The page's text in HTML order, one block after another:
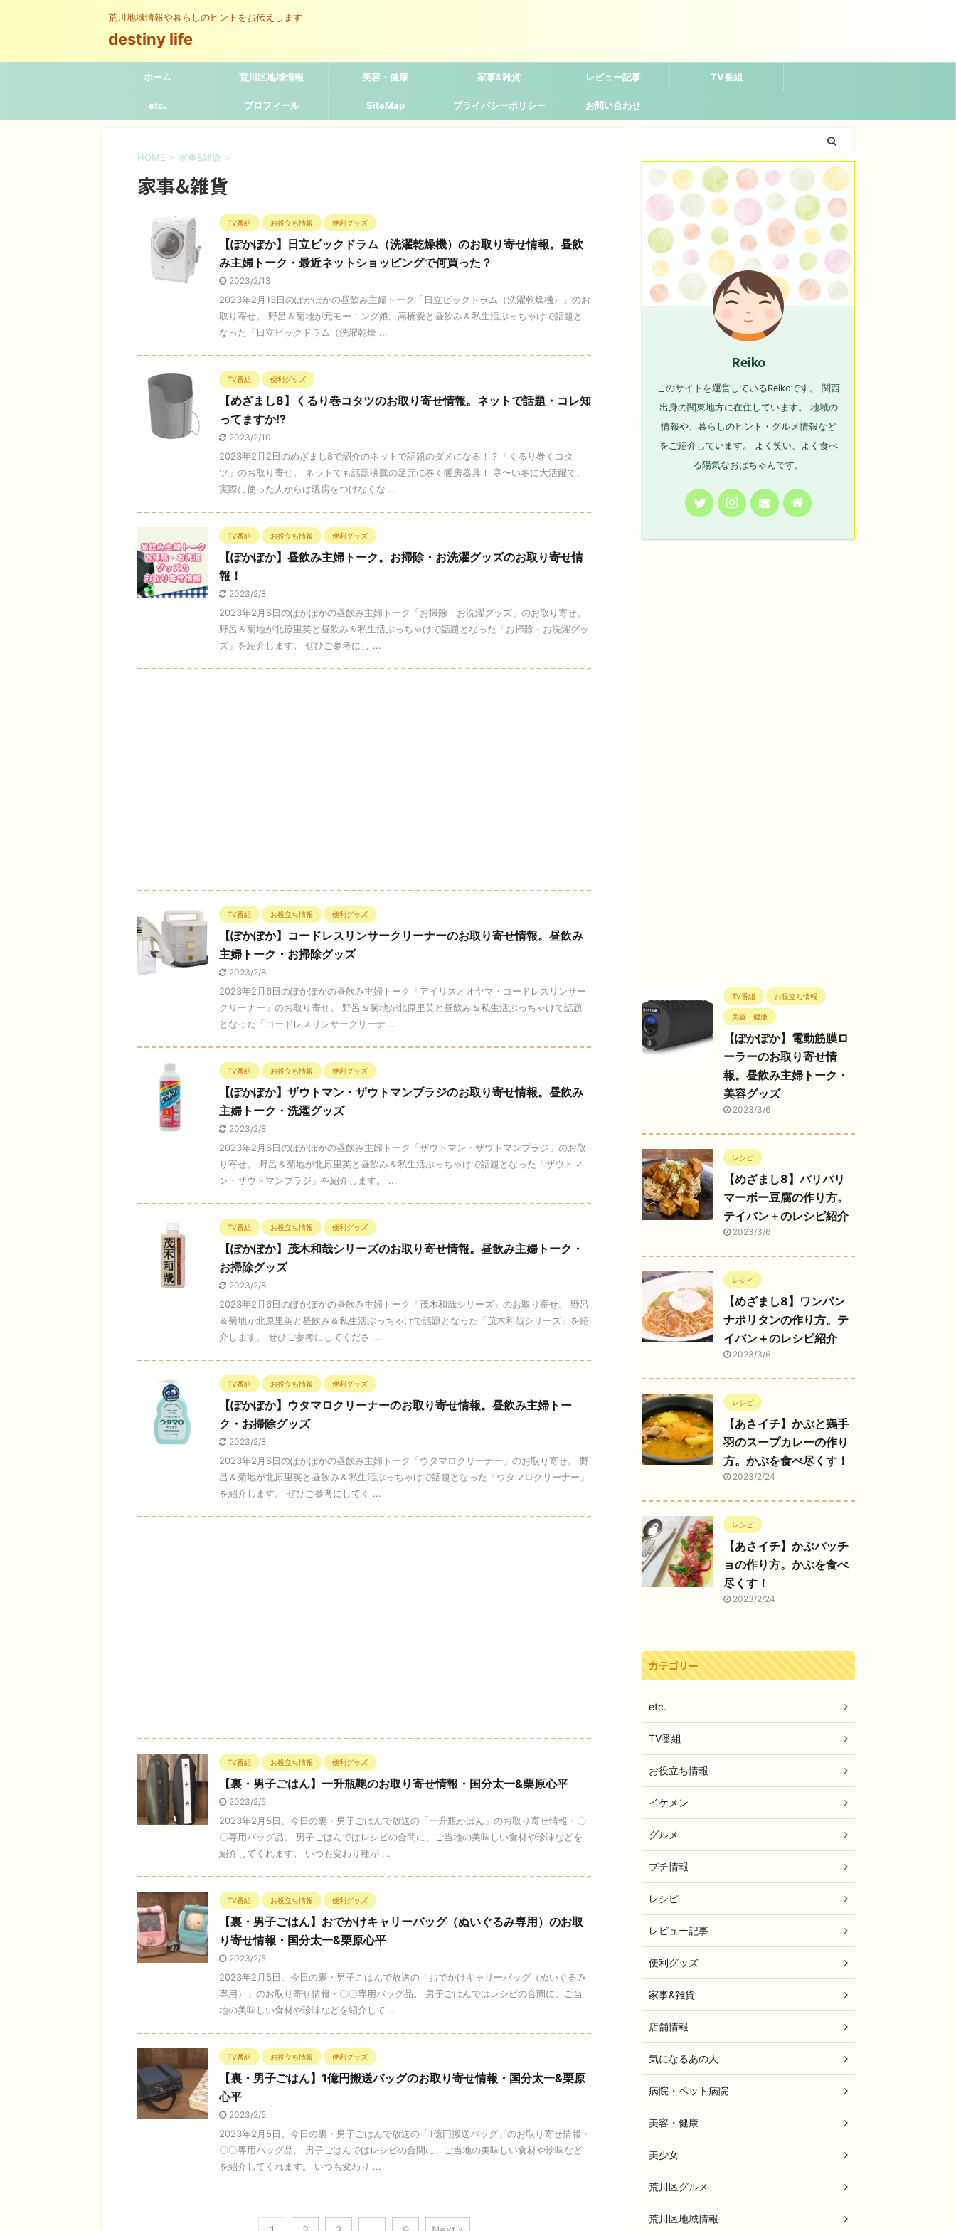
荒川地域情報や暮らしのヒントをお伝えします
destiny life
ホーム 荒川区地域情報 美容・健康 家事&雑貨 レビュー記事 TV番組
etc. プロフィール SiteMap プライバシーポリシー お問い合わせ
HOME > 家事&雑貨 >
家事&雑貨
TV番組 お役立ち情報 便利グッズ
【ぽかぽか】日立ビックドラム（洗濯乾燥機）のお取り寄せ情報。昼飲
み主婦トーク・最近ネットショッピングで何買った？
2023/2/13
2023年2月13日のぽかぽかの昼飲み主婦トーク「日立ビックドラム（洗濯乾燥機）」のお
取り寄せ。 野呂＆菊地が元モーニング娘。高橋愛と昼飲み＆私生活ぶっちゃけで話題と
なった「日立ビックドラム（洗濯乾燥 ...
TV番組 便利グッズ
【めざまし8】くるり巻コタツのお取り寄せ情報。ネットで話題・コレ知
ってますか!?
2023/2/10
2023年2月2日のめざまし8で紹介のネットで話題のダメになる！？「くるり巻くコタ
ツ」のお取り寄せ。 ネットでも話題沸騰の足元に巻く暖房器具！ 寒〜い冬に大活躍で、
実際に使った人からは暖房をつけなくな ...
TV番組 お役立ち情報 便利グッズ
【ぽかぽか】昼飲み主婦トーク。お掃除・お洗濯グッズのお取り寄せ情
報！
2023/2/8
2023年2月6日のぽかぽかの昼飲み主婦トーク「お掃除・お洗濯グッズ」のお取り寄せ。
野呂＆菊地が北原里英と昼飲み＆私生活ぶっちゃけで話題となった「お掃除・お洗濯グッ
ズ」を紹介します。 ぜひご参考にし ...
TV番組 お役立ち情報 便利グッズ
【ぽかぽか】コードレスリンサークリーナーのお取り寄せ情報。昼飲み
主婦トーク・お掃除グッズ
2023/2/8
2023年2月6日のぽかぽかの昼飲み主婦トーク「アイリスオオヤマ・コードレスリンサー
クリーナー」のお取り寄せ。 野呂＆菊地が北原里英と昼飲み＆私生活ぶっちゃけで話題
となった「コードレスリンサークリーナ ...
TV番組 お役立ち情報 便利グッズ
【ぽかぽか】ザウトマン・ザウトマンブラジのお取り寄せ情報。昼飲み
主婦トーク・洗濯グッズ
2023/2/8
2023年2月6日のぽかぽかの昼飲み主婦トーク「ザウトマン・ザウトマンブラジ」のお取
り寄せ。 野呂＆菊地が北原里英と昼飲み＆私生活ぶっちゃけで話題となった「ザウトマ
ン・ザウトマンブラジ」を紹介します。 ...
TV番組 お役立ち情報 便利グッズ
【ぽかぽか】茂木和哉シリーズのお取り寄せ情報。昼飲み主婦トーク・
お掃除グッズ
2023/2/8
2023年2月6日のぽかぽかの昼飲み主婦トーク「茂木和哉シリーズ」のお取り寄せ。 野呂
＆菊地が北原里英と昼飲み＆私生活ぶっちゃけで話題となった「茂木和哉シリーズ」を紹
介します。 ぜひご参考にしてくださ ...
TV番組 お役立ち情報 便利グッズ
【ぽかぽか】ウタマロクリーナーのお取り寄せ情報。昼飲み主婦トー
ク・お掃除グッズ
2023/2/8
2023年2月6日のぽかぽかの昼飲み主婦トーク「ウタマロクリーナー」のお取り寄せ。 野
呂＆菊地が北原里英と昼飲み＆私生活ぶっちゃけで話題となった「ウタマロクリーナー」
を紹介します。 ぜひご参考にしてく ...
TV番組 お役立ち情報 便利グッズ
【裏・男子ごはん】一升瓶鞄のお取り寄せ情報・国分太一&栗原心平
2023/2/5
2023年2月5日、今日の裏・男子ごはんで放送の「一升瓶かばん」のお取り寄せ情報・〇
〇専用バッグ品。 男子ごはんではレシピの合間に、ご当地の美味しい食材や珍味などを
紹介してくれます。 いつも変わり種が ...
TV番組 お役立ち情報 便利グッズ
【裏・男子ごはん】おでかけキャリーバッグ（ぬいぐるみ専用）のお取
り寄せ情報・国分太一&栗原心平
2023/2/5
2023年2月5日、今日の裏・男子ごはんで放送の「おでかけキャリーバッグ（ぬいぐるみ
専用）」のお取り寄せ情報・〇〇専用バッグ品。 男子ごはんではレシピの合間に、ご当
地の美味しい食材や珍味などを紹介して ...
TV番組 お役立ち情報 便利グッズ
【裏・男子ごはん】1億円搬送バッグのお取り寄せ情報・国分太一&栗原
心平
2023/2/5
2023年2月5日、今日の裏・男子ごはんで放送の「1億円搬送バッグ」のお取り寄せ情報・
〇〇専用バッグ品。 男子ごはんではレシピの合間に、ご当地の美味しい食材や珍味など
を紹介してくれます。 いつも変わり ...
Reiko
このサイトを運営しているReikoです。 関西
出身の関東地方に在住しています。 地域の
情報や、暮らしのヒント・グルメ情報など
をご紹介しています。 よく笑い、よく食べ
る陽気なおばちゃんです。
TV番組 お役立ち情報
美容・健康
【ぽかぽか】電動筋膜ロ
ーラーのお取り寄せ情
報。昼飲み主婦トーク・
美容グッズ
2023/3/6
レシピ
【めざまし8】パリパリ
マーボー豆腐の作り方。
テイバン＋のレシピ紹介
2023/3/6
レシピ
【めざまし8】ワンパン
ナポリタンの作り方。テ
イバン＋のレシピ紹介
2023/3/6
レシピ
【あさイチ】かぶと鶏手
羽のスープカレーの作り
方。かぶを食べ尽くす！
2023/2/24
レシピ
【あさイチ】かぶパッチ
ョの作り方。かぶを食べ
尽くす！
2023/2/24
カテゴリー
etc.
TV番組
お役立ち情報
イケメン
グルメ
プチ情報
レシピ
レビュー記事
便利グッズ
家事&雑貨
店舗情報
気になるあの人
病院・ペット病院
美容・健康
美少女
荒川区グルメ
荒川区地域情報